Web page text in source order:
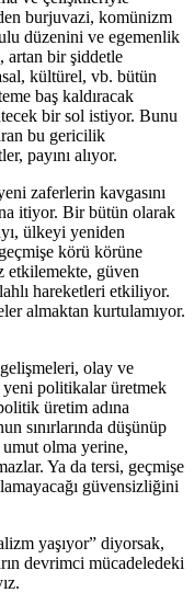
burjuvazi, komünizm
düzenini ve egemenlik
artan bir şiddetle
kültürel, vb. bütün
baş kaldıracak
bir sol istiyor. Bunu
bu gericilik
payını alıyor.
zaferlerin kavgasını
itiyor. Bir bütün olarak
ülkeyi yeniden
körü körüne
etkilemekte, güven
hareketleri etkiliyor.
almaktan kurtulamıyor.
olay ve
yeni politikalar üretmek
üretim adına
sınırlarında düşünüp
olma yerine,
Ya da tersi, geçmişe
güvensizliğini
yaşıyor” diyorsak,
devrimci mücadeledeki